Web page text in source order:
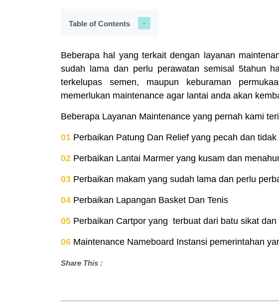
Table of Contents
Beberapa hal yang terkait dengan layanan
sudah lama dan perlu perawatan semisal 5tahun
terkelupas semen, maupun keburaman
memerlukan maintenance agar lantai anda akan
Beberapa Layanan Maintenance yang pernah kami
01 Perbaikan Patung Dan Relief yang pecah dan tidak
02 Perbaikan Lantai Marmer yang kusam dan
03 Perbaikan makam yang sudah lama dan perlu
04 Perbaikan Lapangan Basket Dan Tenis
05 Perbaikan Cartpor yang terbuat dari batu sikat dan
06 Maintenance Nameboard Instansi pemerintahan
Share This :